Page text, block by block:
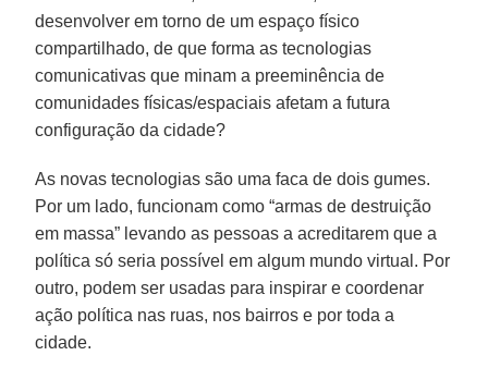
desenvolver em torno de um espaço físico
compartilhado, de que forma as tecnologias
comunicativas que minam a preeminência de
comunidades físicas/espaciais afetam a futura
configuração da cidade?
As novas tecnologias são uma faca de dois gumes.
Por um lado, funcionam como “armas de destruição
em massa” levando as pessoas a acreditarem que a
política só seria possível em algum mundo virtual. Por
outro, podem ser usadas para inspirar e coordenar
ação política nas ruas, nos bairros e por toda a
cidade.